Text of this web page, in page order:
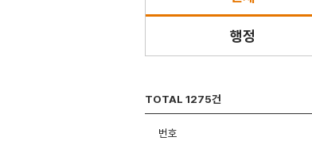
행정
TOTAL 1275건
번호